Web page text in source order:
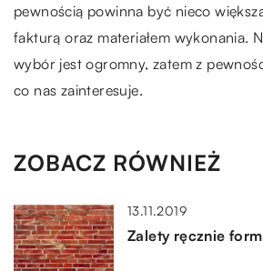
pewnością powinna być nieco
fakturą oraz materiałem wykonania.
wybór jest ogromny, zatem z
co nas zainteresuje.
ZOBACZ RÓWNIEŻ
13.11.2019
Zalety ręcznie